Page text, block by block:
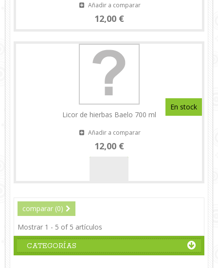
Añadir a comparar
12,00 €
Licor de hierbas Baelo 700 ml
Añadir a comparar
12,00 €
En stock
comparar (0)
Mostrar 1 - 5 of 5 artículos
CATEGORÍAS